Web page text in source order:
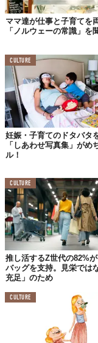
そもそもアリも人間や
を送っているそうです
なく働き続けるそうで
サナギをそれぞれトゲ
察したことから発見し
ママ達が仕事と子育てを
「ノルウェーの常識」を
CULTURE
妊娠・子育てのドタバタ
「しあわせ写真集」がめ
ル！
CULTURE
推し活するZ世代の82%
バッグを支持。見栄では
充足」のため
CULTURE